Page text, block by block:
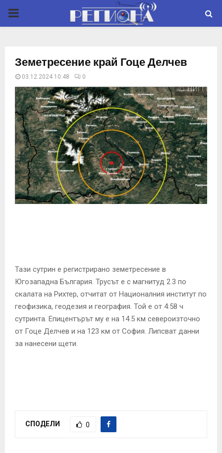
P
M
A
R
Y
M
U
Земетресение край Гоце Делчев
03.12.2024 10:48 0
Тази сутрин е регистрирано земетресение в
Югозападна България. Трусът е с магнитуд 2.3 по
скалата на Рихтер, отчитат от Националния институт по
геофизика, геодезия и география. Той е от 4:58 ч
сутринта. Епицентърът му е на 14.5 км североизточно
от Гоце Делчев и на 123 км от София. Липсват данни
за нанесени щети.
СПОДЕЛИ 0